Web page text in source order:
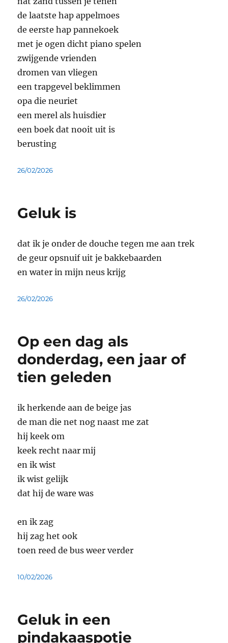
de laatste hap appelmoes
de eerste hap pannekoek
met je ogen dicht piano spelen
zwijgende vrienden
dromen van vliegen
een trapgevel beklimmen
opa die neuriet
een merel als huisdier
een boek dat nooit uit is
berusting
Geplaatst
26/02/2026
Geluk is
dat ik je onder de douche tegen me aan trek
de geur opsnuif uit je bakkebaarden
en water in mijn neus krijg
Geplaatst
26/02/2026
Op een dag als
donderdag, een jaar of
tien geleden
ik herkende aan de beige jas
de man die net nog naast me zat
hij keek om
keek recht naar mij
en ik wist
ik wist gelijk
dat hij de ware was
en ik zag
hij zag het ook
toen reed de bus weer verder
Geplaatst
10/02/2026
Geluk in een
pindakaaspotje